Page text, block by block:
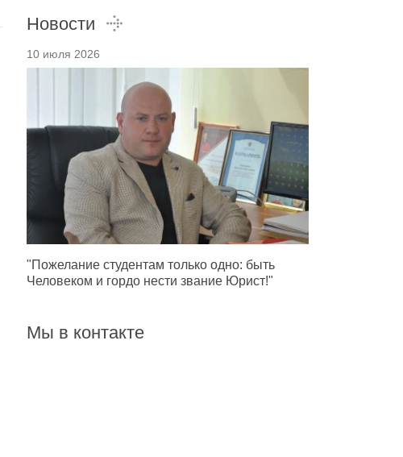
Новости
10 июля 2026
"Пожелание студентам только одно: быть
Человеком и гордо нести звание Юрист!"
Мы в контакте